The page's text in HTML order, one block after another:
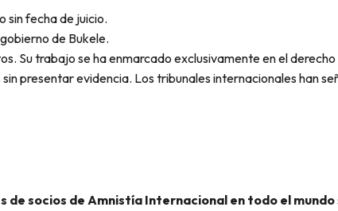
sin fecha de juicio.
de Bukele.
Su trabajo se ha enmarcado exclusivamente en el
presentar evidencia. Los tribunales internacionales han
de socios de Amnistía Internacional en todo el mundo